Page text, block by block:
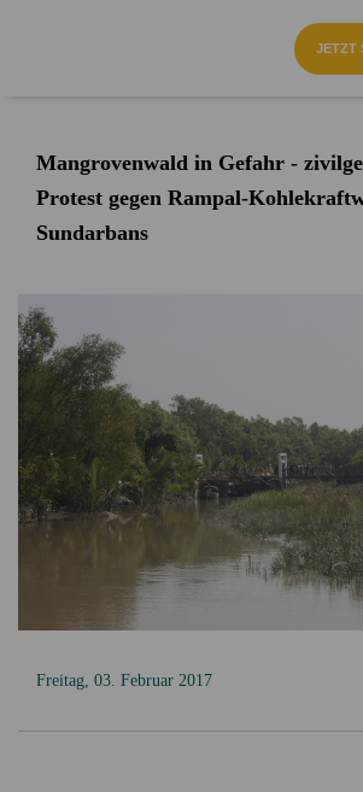
JETZT
Mangrovenwald in Gefahr -
Protest gegen Rampal-
Sundarbans
Freitag, 03. Februar 2017